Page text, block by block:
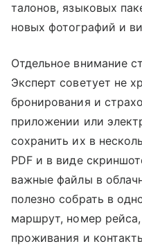
талонов, языковых
новых фотографий и
Отдельное внимание
Эксперт советует не
бронирования и
приложении или
сохранить их в
PDF и в виде
важные файлы в
полезно собрать в
маршрут, номер
проживания и